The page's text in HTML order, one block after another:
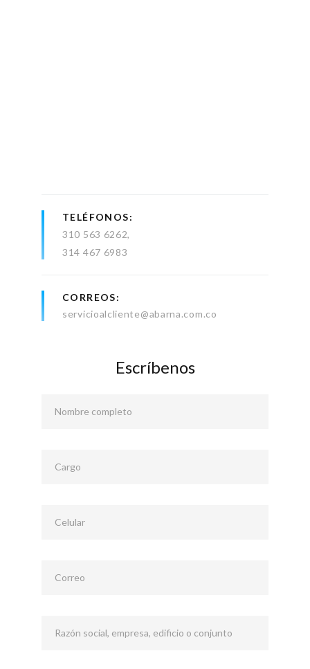
TELÉFONOS
310 563 6262
314 467 6983
CORREOS
servicioalcliente@abarna.com.co
Escríbenos
Nombre completo
Cargo
Celular
Correo
Razón social, empresa, edificio o conjunto